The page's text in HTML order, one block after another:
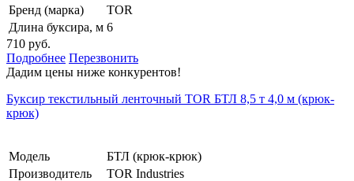
Бренд (марка)
TOR
Длина буксира, м 6
710 руб.
Подробнее Перезвонить
Дадим цены ниже конкурентов!
Буксир текстильный ленточный TOR БТЛ 8,5 т 4,0 м (крюк-
крюк)
Модель
БТЛ (крюк-крюк)
Производитель
TOR Industries